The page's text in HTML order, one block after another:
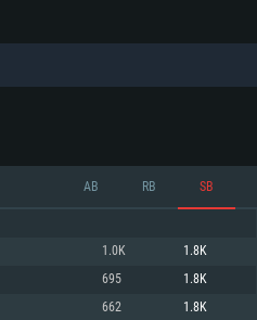
DE SISTEMA
AB RB SB
1.0K 1.8K
695 1.8K
662 1.8K